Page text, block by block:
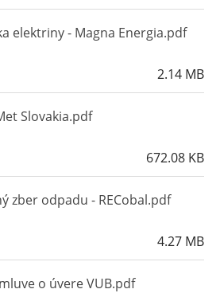
elektriny - Magna Energia.pdf
2.14 MB
Slovakia.pdf
672.08 KB
zber odpadu - RECobal.pdf
4.27 MB
o úvere VUB.pdf